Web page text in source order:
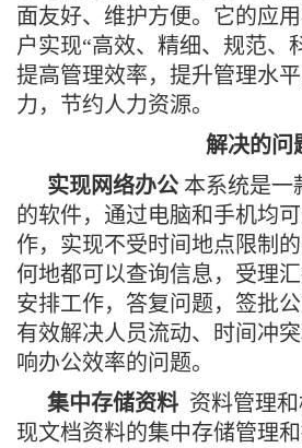
面友好、维护方便。它的应
户实现“高效、精细、规范、
提高管理效率，提升管理水
力，节约人力资源。
解决的问
实现网络办公本系统是一
的软件，通过电脑和手机均
作，实现不受时间地点限制
何地都可以查询信息，受理汇
安排工作，答复问题，签批公
有效解决人员流动、时间冲
响办公效率的问题。
集中存储资料 资料管理
现文档资料的集中存储管理